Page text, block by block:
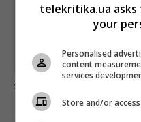
Предоставлено
загрузка...
telekritika.ua
your
Personalised
content
services
Store and/or